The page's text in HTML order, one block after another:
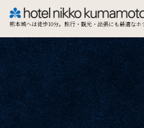
熊本城へは徒歩10分。旅行・観光・出張にも最適なホ
TOP